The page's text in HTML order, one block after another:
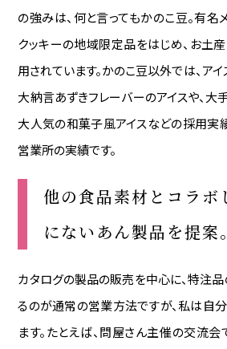
の強みは、何と言ってもかのこ豆。有名
クッキーの地域限定品をはじめ、お土
用されています。かのこ豆以外では、ア
大納言あずきフレーバーのアイスや、大
大人気の和菓子風アイスなどの採用実
営業所の実績です。
他の食品素材とコラボ
にないあん製品を提案。
カタログの製品の販売を中心に、特注
るのが通常の営業方法ですが、私は自
ます。たとえば、問屋さん主催の交流会